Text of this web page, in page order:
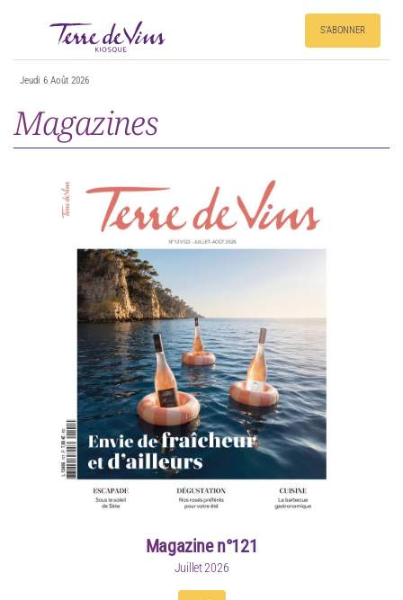
S'ABONNER
Jeudi 6 Août 2026
Magazines
Magazine n°121
Juillet 2026